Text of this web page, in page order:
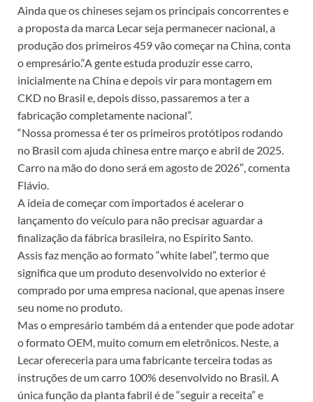
Ainda que os chineses sejam os principais concorrentes e
a proposta da marca Lecar seja permanecer nacional, a
produção dos primeiros 459 vão começar na China, conta
o empresário.“A gente estuda produzir esse carro,
inicialmente na China e depois vir para montagem em
CKD no Brasil e, depois disso, passaremos a ter a
fabricação completamente nacional”.
“Nossa promessa é ter os primeiros protótipos rodando
no Brasil com ajuda chinesa entre março e abril de 2025.
Carro na mão do dono será em agosto de 2026″, comenta
Flávio.
A ideia de começar com importados é acelerar o
lançamento do veículo para não precisar aguardar a
finalização da fábrica brasileira, no Espírito Santo.
Assis faz menção ao formato “white label”, termo que
significa que um produto desenvolvido no exterior é
comprado por uma empresa nacional, que apenas insere
seu nome no produto.
Mas o empresário também dá a entender que pode adotar
o formato OEM, muito comum em eletrônicos. Neste, a
Lecar ofereceria para uma fabricante terceira todas as
instruções de um carro 100% desenvolvido no Brasil. A
única função da planta fabril é de “seguir a receita” e